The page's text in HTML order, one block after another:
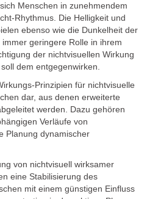
Menschen in zunehmendem
Rhythmus. Die Helligkeit und
ebenso wie die Dunkelheit der
geringere Rolle in ihrem
der nichtvisuellen Wirkung
soll dem entgegenwirken.
Prinzipien für nichtvisuelle
dar, aus denen erweiterte
werden. Dazu gehören
Verläufe von
Planung dynamischer
von nichtvisuell wirksamer
eine Stabilisierung des
mit einem günstigen Einfluss